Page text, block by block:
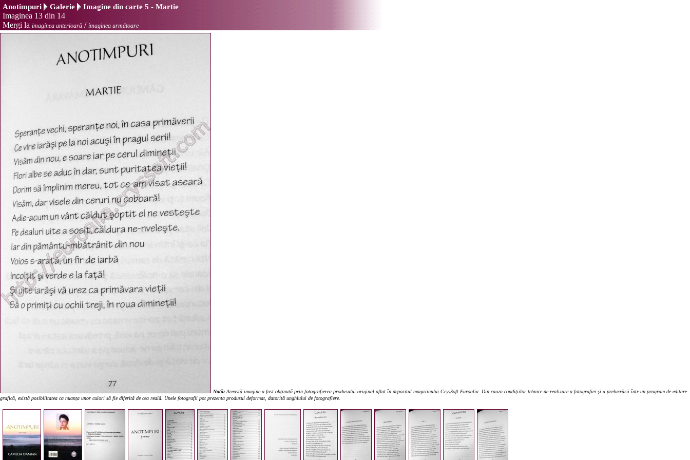
Anotimpuri Galerie Imagine din carte 5 - Martie
Imaginea 13 din 14
Mergi la imaginea anterioară / imaginea următoare
Notă: Această imagine a fost obținută prin fotografierea produsului original aflat în depozitul magazinului CrysSoft Euroalia. Din cauza condițiilor tehnice de realizare a fotografiei și a prelucrării într-un program de editare
grafică, există posibilitatea ca nuanța unor culori să fie diferită de cea reală. Unele fotografii pot prezenta produsul deformat, datorită unghiului de fotografiere.